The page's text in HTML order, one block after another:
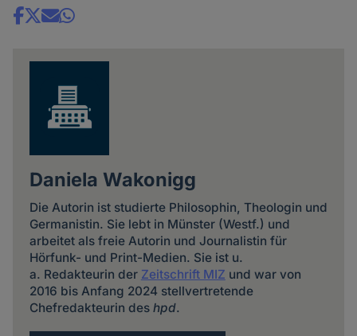
Share
Daniela Wakonigg
Die Autorin ist studierte Philosophin, Theologin und
Germanistin. Sie lebt in Münster (Westf.) und
arbeitet als freie Autorin und Journalistin für
Hörfunk- und Print-Medien. Sie ist u.
a. Redakteurin der Zeitschrift MIZ und war von
2016 bis Anfang 2024 stellvertretende
Chefredakteurin des hpd.